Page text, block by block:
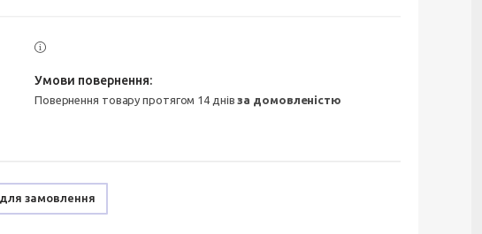
повернення товару протягом 14 днівза домовленістю
замовлення